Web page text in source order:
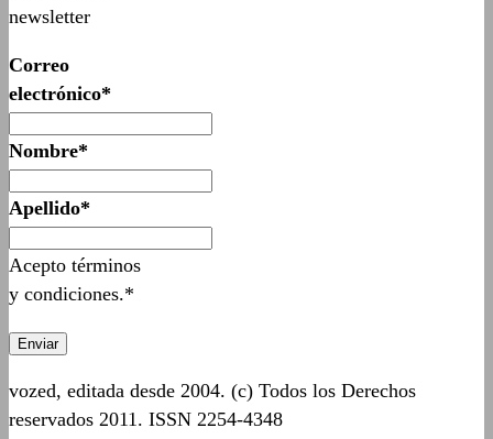
newsletter
Correo
electrónico*
Nombre*
Apellido*
Acepto términos
y condiciones.*
vozed, editada desde 2004. (c) Todos los Derechos
reservados 2011. ISSN 2254-4348